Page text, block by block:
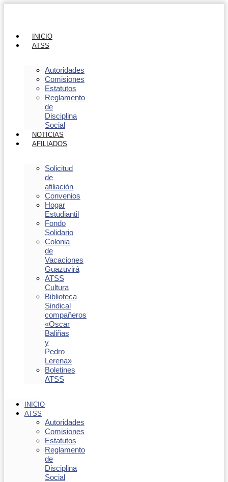
INICIO
ATSS
Autoridades
Comisiones
Estatutos
Reglamento
de
Disciplina
Social
NOTICIAS
AFILIADOS
Solicitud
de
afiliación
Convenios
Hogar
Estudiantil
Fondo
Solidario
Colonia
de
Vacaciones
Guazuvirá
ATSS
Cultura
Biblioteca
Sindical
compañeros
«Oscar
Baliñas
y
Pedro
Lerena»
Boletines
ATSS
INICIO
ATSS
Autoridades
Comisiones
Estatutos
Reglamento
de
Disciplina
Social